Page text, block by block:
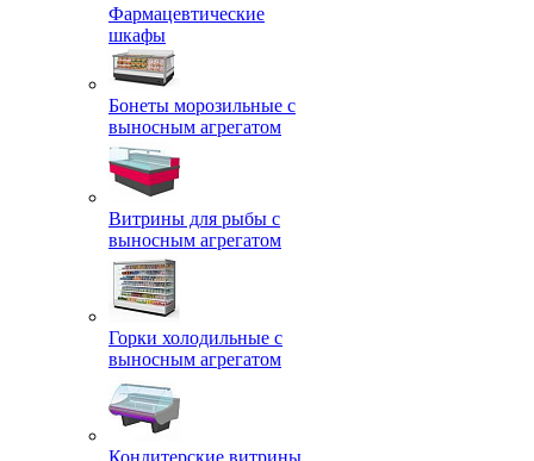
Фармацевтические
шкафы
Бонеты морозильные с
выносным агрегатом
Витрины для рыбы с
выносным агрегатом
Горки холодильные с
выносным агрегатом
Кондитерские витрины